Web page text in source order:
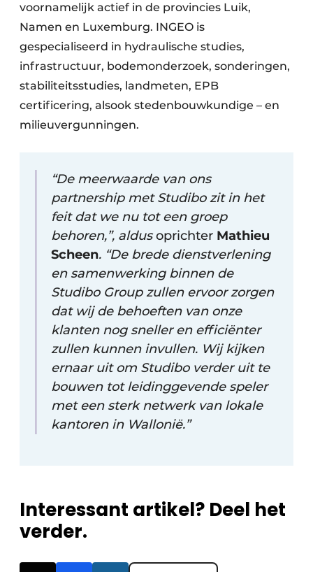
voornamelijk actief in de provincies Luik,
Namen en Luxemburg. INGEO is
gespecialiseerd in hydraulische studies,
infrastructuur, bodemonderzoek, sonderingen,
stabiliteitsstudies, landmeten, EPB
certificering, alsook stedenbouwkundige – en
milieuvergunningen.
“De meerwaarde van ons
partnership met Studibo zit in het
feit dat we nu tot een groep
behoren,”, aldusoprichter Mathieu
Scheen. “De brede dienstverlening
en samenwerking binnen de
Studibo Group zullen ervoor zorgen
dat wij de behoeften van onze
klanten nog sneller en efficiënter
zullen kunnen invullen. Wij kijken
ernaar uit om Studibo verder uit te
bouwen tot leidinggevende speler
met een sterk netwerk van lokale
kantoren in Wallonië.”
Interessant artikel? Deel het
verder.